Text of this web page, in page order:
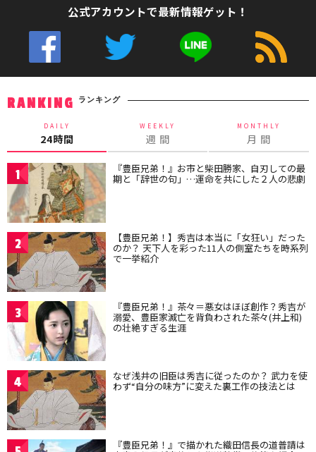
公式アカウントで最新情報ゲット！
RANKING ランキング
DAILY
24時間
WEEKLY
週 間
MONTHLY
月 間
1 『豊臣兄弟！』お市と柴田勝家、自刃しての最
期と「辞世の句」…運命を共にした２人の悲劇
2 【豊臣兄弟！】秀吉は本当に「女狂い」だった
のか？ 天下人を彩った11人の側室たちを時系列
で一挙紹介
3 『豊臣兄弟！』茶々＝悪女はほぼ創作？秀吉が
溺愛、豊臣家滅亡を背負わされた茶々(井上和)
の壮絶すぎる生涯
4 なぜ浅井の旧臣は秀吉に従ったのか？ 武力を使
わず“自分の味方”に変えた裏工作の技法とは
『豊臣兄弟！』で描かれた織田信長の道普請は